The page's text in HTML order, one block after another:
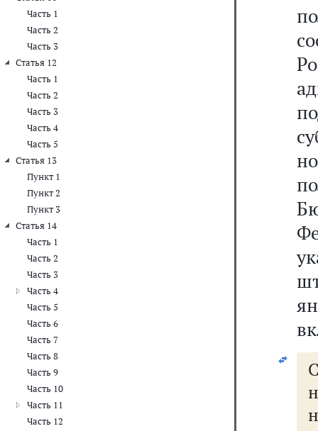
Часть 1
Часть 2
Часть 3
Статья 12
Часть 1
Часть 2
Часть 3
Часть 4
Часть 5
Статья 13
Пункт 1
Пункт 2
Пункт 3
Статья 14
Часть 1
Часть 2
Часть 3
Часть 4
Часть 5
Часть 6
Часть 7
Часть 8
Часть 9
Часть 10
Часть 11
Часть 12